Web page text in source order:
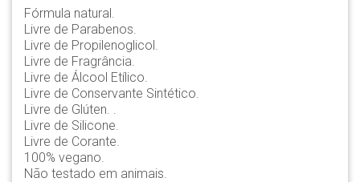
Fórmula natural.
Livre de Parabenos.
Livre de Propilenoglicol.
Livre de Fragrância.
Livre de Álcool Etílico.
Livre de Conservante Sintético.
Livre de Glúten. .
Livre de Silicone.
Livre de Corante.
100% vegano.
Não testado em animais.